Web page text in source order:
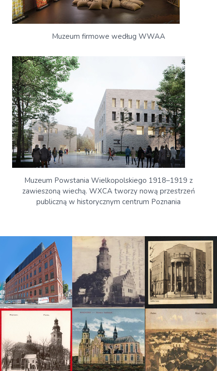
Muzeum firmowe według WWAA
Muzeum Powstania Wielkopolskiego 1918–1919 z
zawieszoną wiechą. WXCA tworzy nową przestrzeń
publiczną w historycznym centrum Poznania